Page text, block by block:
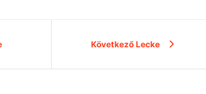
Következő Lecke